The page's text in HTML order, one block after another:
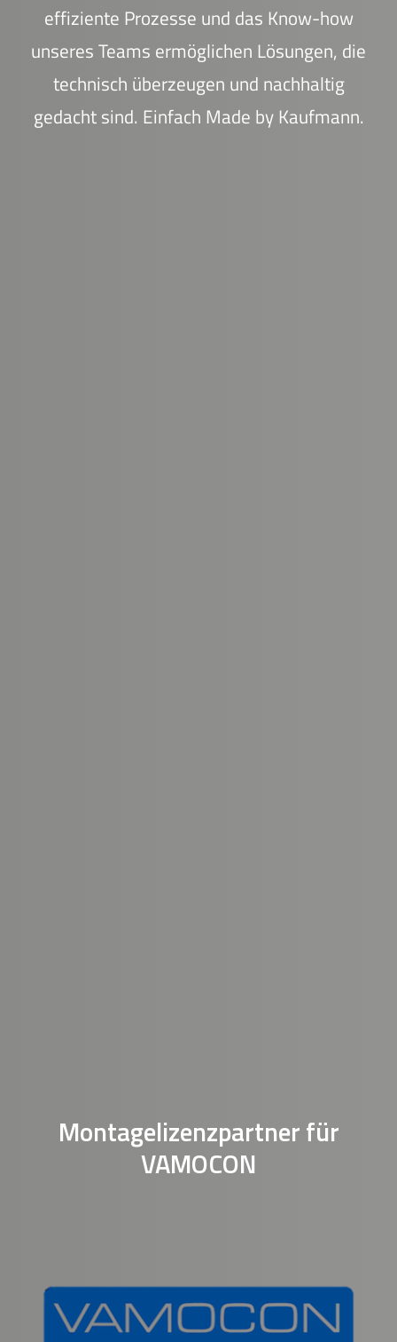
effiziente Prozesse und das Know-how
unseres Teams ermöglichen Lösungen, die
technisch überzeugen und nachhaltig
gedacht sind. Einfach Made by Kaufmann.
Montagelizenzpartner für
VAMOCON